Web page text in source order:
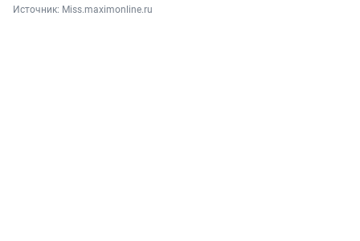
Источник: Мiss.maximonline.ru